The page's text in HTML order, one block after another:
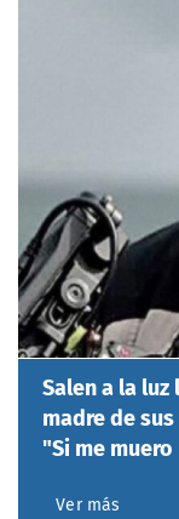
Salen a la
madre de
"Si me
Ver más